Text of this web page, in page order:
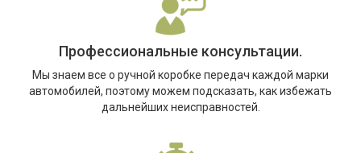
Профессиональные консультации.
Мы знаем все о ручной коробке передач каждой марки
автомобилей, поэтому можем подсказать, как избежать
дальнейших неисправностей.